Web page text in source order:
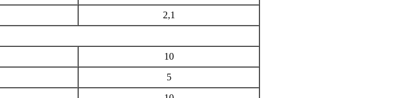
2,1
10
5